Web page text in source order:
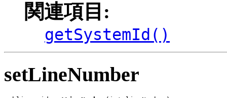
関連項目:
getSystemId()
setLineNumber